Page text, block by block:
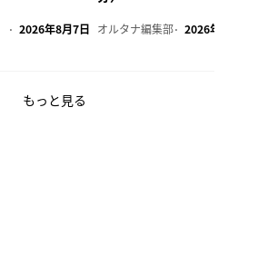
2026年8月7日 オルタナ編集部 2026年8月7日
もっと見る